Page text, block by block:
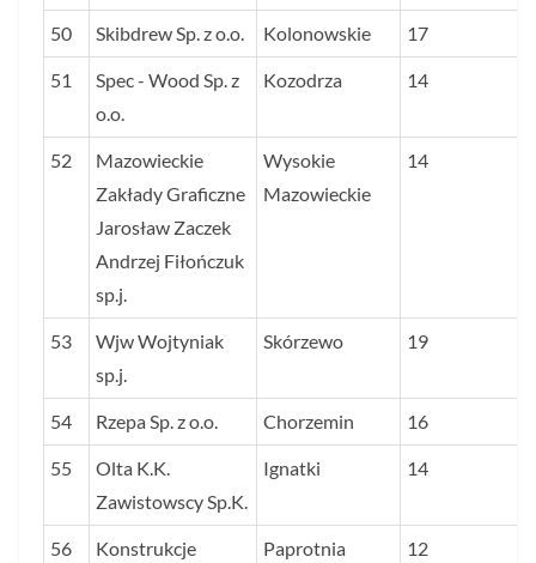
50 Skibdrew Sp. z o.o. Kolonowskie 17
51
Spec - Wood Sp. z
o.o.
Kozodrza 14
52
Mazowieckie
Zakłady Graficzne
Jarosław Zaczek
Andrzej Fiłończuk
sp.j.
Wysokie
Mazowieckie
14
53
Wjw Wojtyniak
sp.j.
Skórzewo 19
54 Rzepa Sp. z o.o. Chorzemin 16
55
Olta K.K.
Zawistowscy Sp.K.
Ignatki 14
56
Konstrukcje
Paprotnia 12